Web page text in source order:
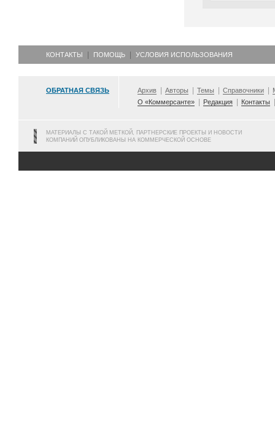
КОНТАКТЫ ПОМОЩЬ УСЛОВИЯ ИСПОЛЬЗОВАНИЯ
ОБРАТНАЯ СВЯЗЬ Архив Авторы Темы Справочники
О «Коммерсанте»
Редакция Контакты
МАТЕРИАЛЫ С ТАКОЙ МЕТКОЙ, ПАРТНЕРСКИЕ ПРОЕКТЫ И НОВОСТИ
КОМПАНИЙ ОПУБЛИКОВАНЫ НА КОММЕРЧЕСКОЙ ОСНОВЕ